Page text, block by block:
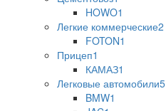
HOWO1
Легкие коммерческие2
FOTON1
Прицеп1
КАМАЗ1
Легковые автомобили5
BMW1